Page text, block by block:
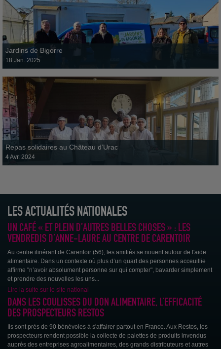
Vide grenier au profit des Restos du Coeur
Jardins de Bigorre
18 Jan. 2025
Un partenariat à venir avec les Jardins de Bigorre, entreprise d'insertion,
spécialisée dans le maraîchage, qui va permettre la...
Repas solidaires au Château d’Urac
4 Avr. 2024
4 avril 2024
Repas solidaires au Château d’Urac
LES ACTUALITÉS NATIONALES
UN CAFÉ « ET PLEIN D’AUTRES BELLES CHOSES » : LES
VENDREDIS D’ANNE-LAURE AU CENTRE DE CARENTOIR
Au centre itinérant de Carentoir (56), les amitiés se nouent autour de l'aide
alimentaire. Dans un contexte où plus d’un quart des personnes acceuillie
affirme "n’avoir absolument personne sur qui compter", bavarder simplement
et prendre des nouvelles les uns...
Lire la suite sur le site national
DANS LES COULISSES DU DON ALIMENTAIRE, L’EFFICACITÉ
DES PROSPECTEURS RESTOS
Ils sont près de 90 bénévoles à s'affairer partout en France. Aux Restos, les
prospecteurs rendent possible la collecte de palettes de produits invendus
auprès des entreprises agroalimentaires, des grands distributeurs et autres